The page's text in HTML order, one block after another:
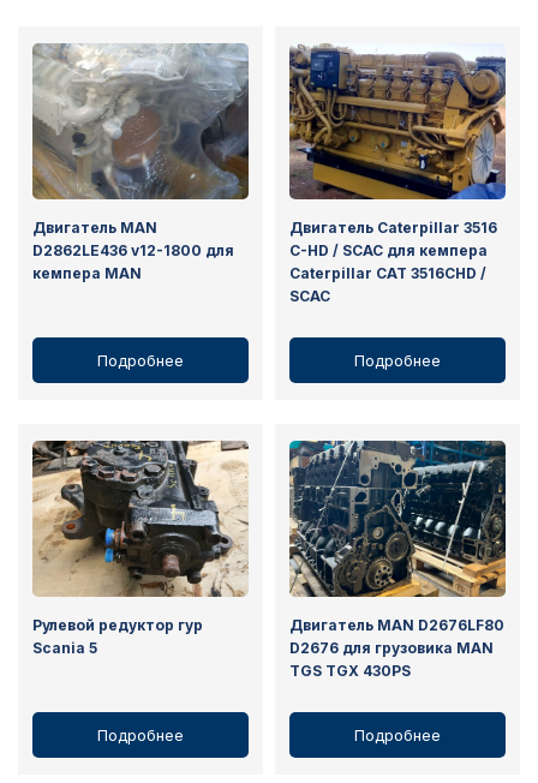
Двигатель MAN
D2862LE436 v12-1800 для
кемпера MAN
Подробнее
Двигатель Caterpillar 3516
C-HD / SCAC для кемпера
Caterpillar CAT 3516CHD /
SCAC
Подробнее
Рулевой редуктор гур
Scania 5
Подробнее
Двигатель MAN D2676LF80
D2676 для грузовика MAN
TGS TGX 430PS
Подробнее